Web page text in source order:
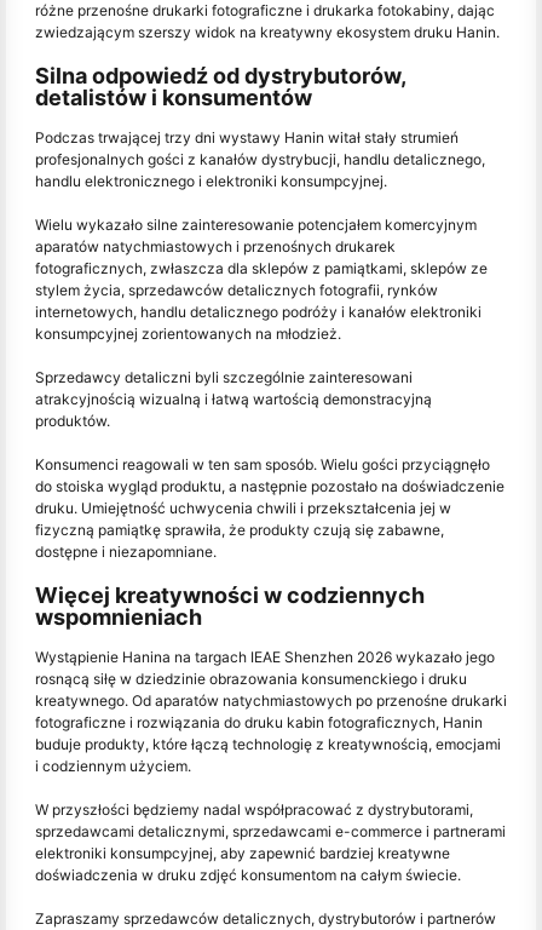
różne przenośne drukarki fotograficzne i drukarka fotokabiny, dając
zwiedzającym szerszy widok na kreatywny ekosystem druku Hanin.
Silna odpowiedź od dystrybutorów,
detalistów i konsumentów
Podczas trwającej trzy dni wystawy Hanin witał stały strumień
profesjonalnych gości z kanałów dystrybucji, handlu detalicznego,
handlu elektronicznego i elektroniki konsumpcyjnej.
Wielu wykazało silne zainteresowanie potencjałem komercyjnym
aparatów natychmiastowych i przenośnych drukarek
fotograficznych, zwłaszcza dla sklepów z pamiątkami, sklepów ze
stylem życia, sprzedawców detalicznych fotografii, rynków
internetowych, handlu detalicznego podróży i kanałów elektroniki
konsumpcyjnej zorientowanych na młodzież.
Sprzedawcy detaliczni byli szczególnie zainteresowani
atrakcyjnością wizualną i łatwą wartością demonstracyjną
produktów.
Konsumenci reagowali w ten sam sposób. Wielu gości przyciągnęło
do stoiska wygląd produktu, a następnie pozostało na doświadczenie
druku. Umiejętność uchwycenia chwili i przekształcenia jej w
fizyczną pamiątkę sprawiła, że produkty czują się zabawne,
dostępne i niezapomniane.
Więcej kreatywności w codziennych
wspomnieniach
Wystąpienie Hanina na targach IEAE Shenzhen 2026 wykazało jego
rosnącą siłę w dziedzinie obrazowania konsumenckiego i druku
kreatywnego. Od aparatów natychmiastowych po przenośne drukarki
fotograficzne i rozwiązania do druku kabin fotograficznych, Hanin
buduje produkty, które łączą technologię z kreatywnością, emocjami
i codziennym użyciem.
W przyszłości będziemy nadal współpracować z dystrybutorami,
sprzedawcami detalicznymi, sprzedawcami e-commerce i partnerami
elektroniki konsumpcyjnej, aby zapewnić bardziej kreatywne
doświadczenia w druku zdjęć konsumentom na całym świecie.
Zapraszamy sprzedawców detalicznych, dystrybutorów i partnerów